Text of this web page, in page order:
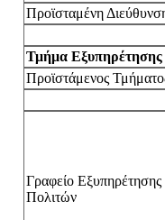
Προϊσταμένη
Τμήμα Εξυπηρέτησης
Προϊστάμενος
Γραφείο Εξυπηρέτησης
Πολιτών